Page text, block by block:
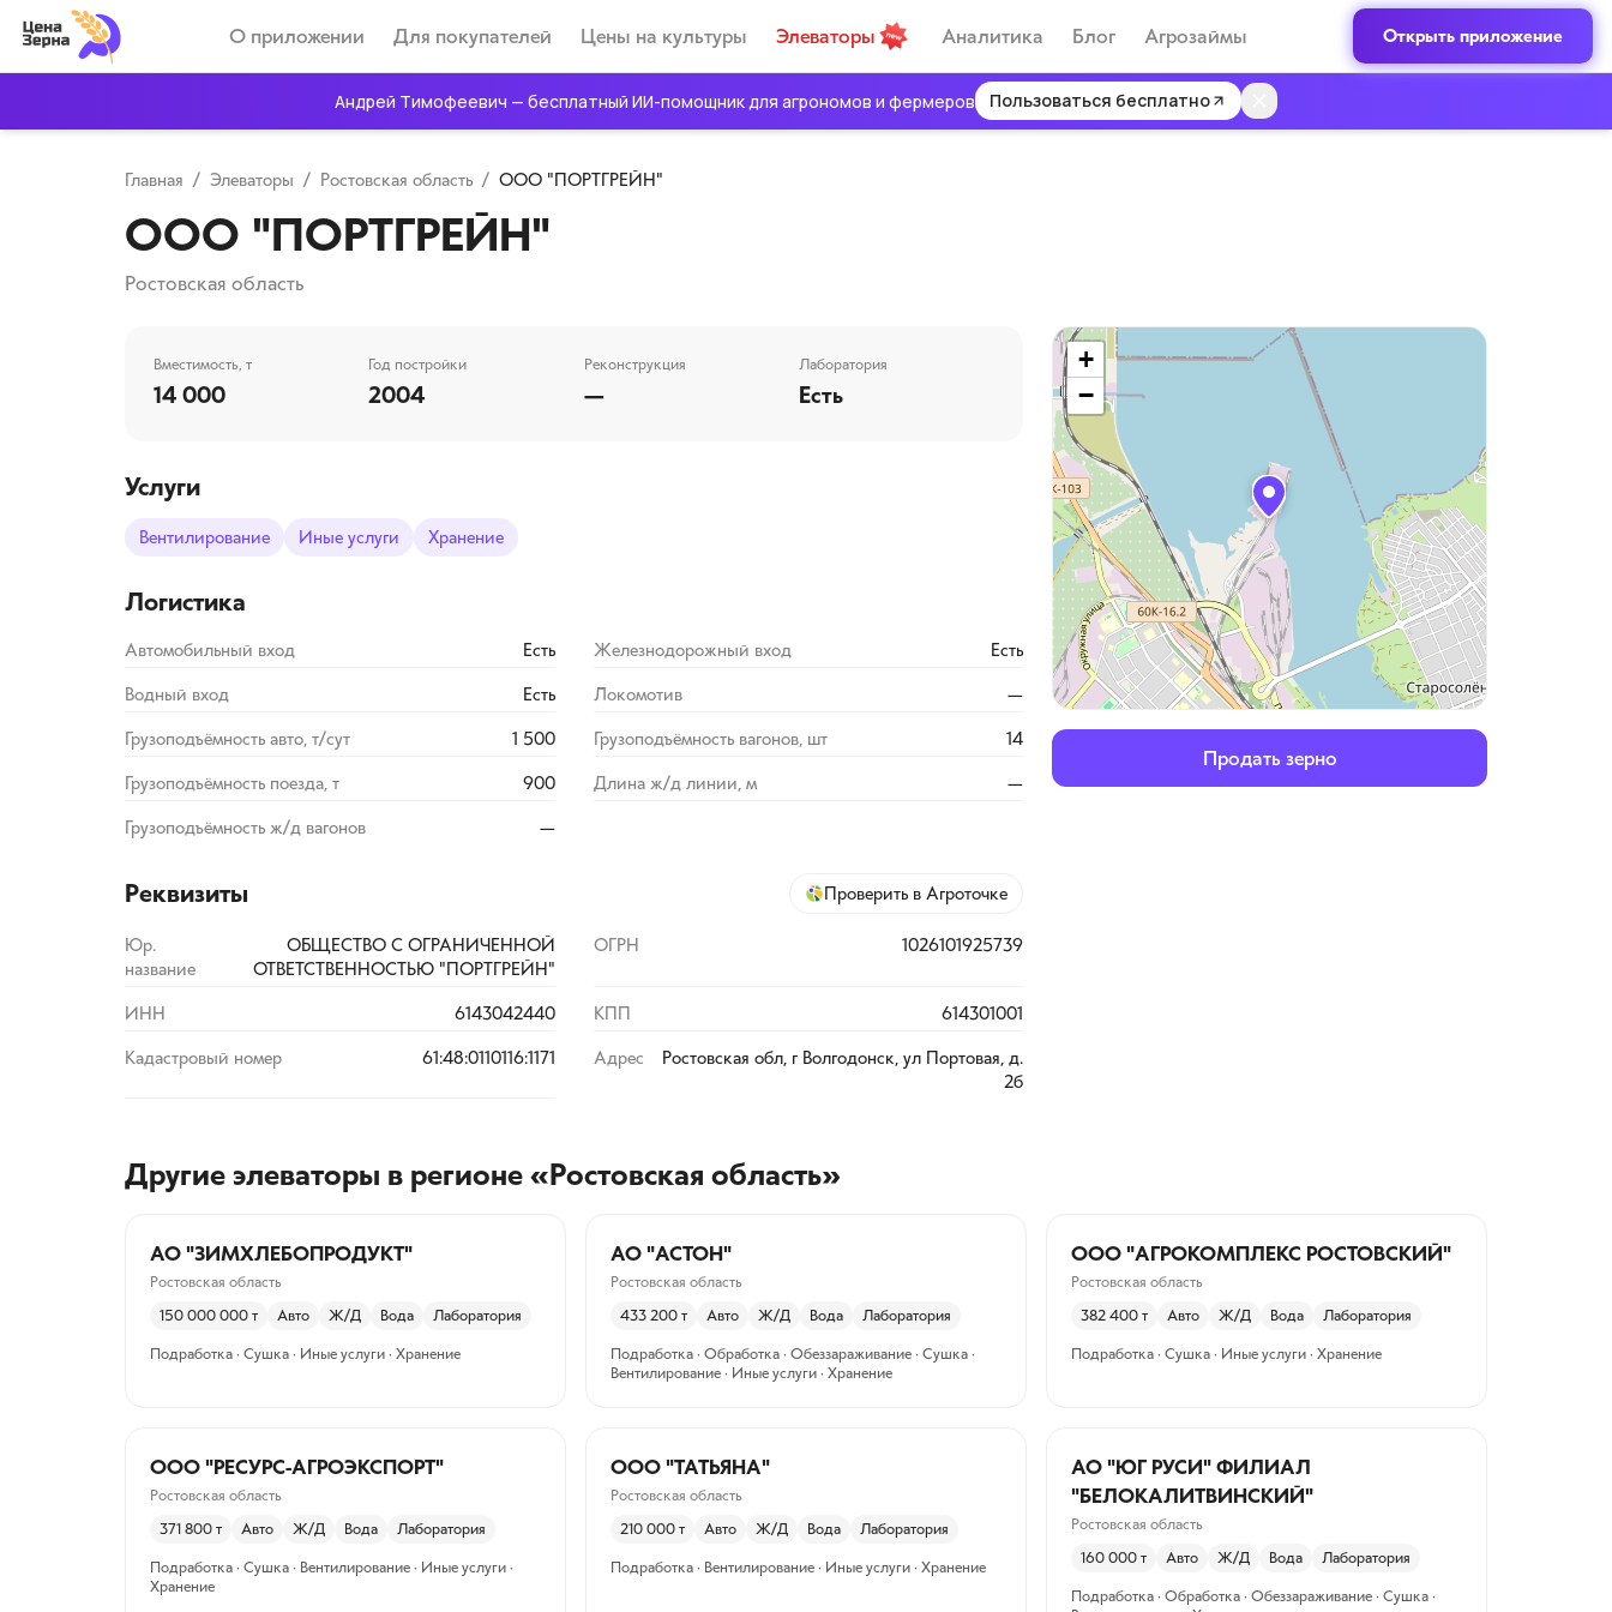
Андрей Тимофеевич — бесплатный ИИ-помощник для агрономов и фермеров Пользоваться бесплатно
О приложении Для покупателей Цены на культуры Элеваторы Аналитика Блог Агрозаймы Открыть приложение
Главная / Элеваторы / Ростовская область / ООО "ПОРТГРЕЙН"
ООО "ПОРТГРЕЙН"
Ростовская область
Вместимость, т
14 000
Год постройки
2004
Реконструкция
—
Лаборатория
Есть
Услуги
Вентилирование Иные услуги Хранение
Логистика
Автомобильный вход Есть Железнодорожный вход Есть
Водный вход Есть Локомотив —
Грузоподъёмность авто, т/сут 1 500 Грузоподъёмность вагонов, шт 14
Грузоподъёмность поезда, т 900 Длина ж/д линии, м —
Грузоподъёмность ж/д вагонов —
Реквизиты Проверить в Агроточке
Юр.
название
ОБЩЕСТВО С ОГРАНИЧЕННОЙ
ОТВЕТСТВЕННОСТЬЮ "ПОРТГРЕЙН"
ОГРН 1026101925739
ИНН 6143042440 КПП 614301001
Кадастровый номер 61:48:0110116:1171 Адрес
Ростовская обл, г Волгодонск, ул Портовая, д.
2б
+
−
Продать зерно
Другие элеваторы в регионе «Ростовская область»
АО "ЗИМХЛЕБОПРОДУКТ"
Ростовская область
150 000 000 т Авто Ж/Д Вода Лаборатория
Подработка · Сушка · Иные услуги · Хранение
АО "АСТОН"
Ростовская область
433 200 т Авто Ж/Д Вода Лаборатория
Подработка · Обработка · Обеззараживание · Сушка ·
Вентилирование · Иные услуги · Хранение
ООО "АГРОКОМПЛЕКС РОСТОВСКИЙ"
Ростовская область
382 400 т Авто Ж/Д Вода Лаборатория
Подработка · Сушка · Иные услуги · Хранение
ООО "РЕСУРС-АГРОЭКСПОРТ"
Ростовская область
371 800 т Авто Ж/Д Вода Лаборатория
Подработка · Сушка · Вентилирование · Иные услуги ·
Хранение
ООО "ТАТЬЯНА"
Ростовская область
210 000 т Авто Ж/Д Вода Лаборатория
Подработка · Вентилирование · Иные услуги · Хранение
АО "ЮГ РУСИ" ФИЛИАЛ
"БЕЛОКАЛИТВИНСКИЙ"
Ростовская область
160 000 т Авто Ж/Д Вода Лаборатория
Подработка · Обработка · Обеззараживание · Сушка ·